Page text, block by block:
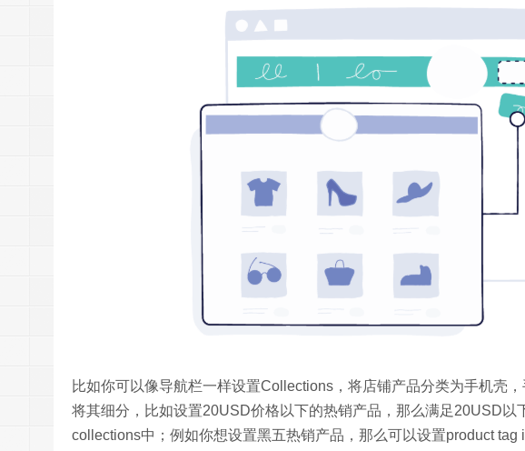
比如你可以像导航栏一样设置Collections，将店铺产品分类为手机壳
将其细分，比如设置20USD价格以下的热销产品，那么满足20USD以
collections中；例如你想设置黑五热销产品，那么可以设置product